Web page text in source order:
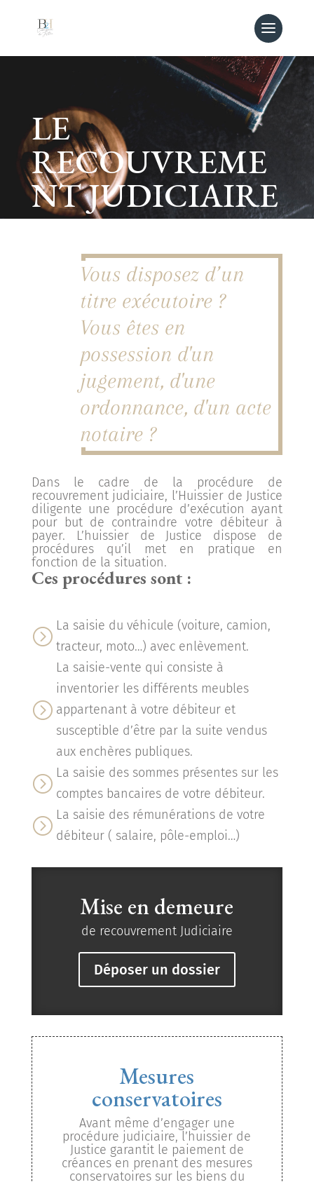
LE
RECOUVREME
NT JUDICIAIRE
Vous disposez d’un
titre exécutoire ?
Vous êtes en
possession d'un
jugement, d'une
ordonnance, d'un acte
notaire ?
Dans le cadre de la procédure de
recouvrement judiciaire, l’Huissier de Justice
diligente une procédure d’exécution ayant
pour but de contraindre votre débiteur à
payer. L’huissier de Justice dispose de
procédures qu’il met en pratique en
fonction de la situation.
Ces procédures sont :
= La saisie du véhicule (voiture, camion,
tracteur, moto…) avec enlèvement.
=
La saisie-vente qui consiste à
inventorier les différents meubles
appartenant à votre débiteur et
susceptible d’être par la suite vendus
aux enchères publiques.
= La saisie des sommes présentes sur les
comptes bancaires de votre débiteur.
= La saisie des rémunérations de votre
débiteur ( salaire, pôle-emploi…)
Mise en demeure
de recouvrement Judiciaire
Déposer un dossier
Mesures
conservatoires
Avant même d’engager une
procédure judiciaire, l’huissier de
Justice garantit le paiement de
créances en prenant des mesures
conservatoires sur les biens du